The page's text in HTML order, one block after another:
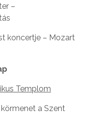
–
koncertje – Mozart
Templom
a Szent